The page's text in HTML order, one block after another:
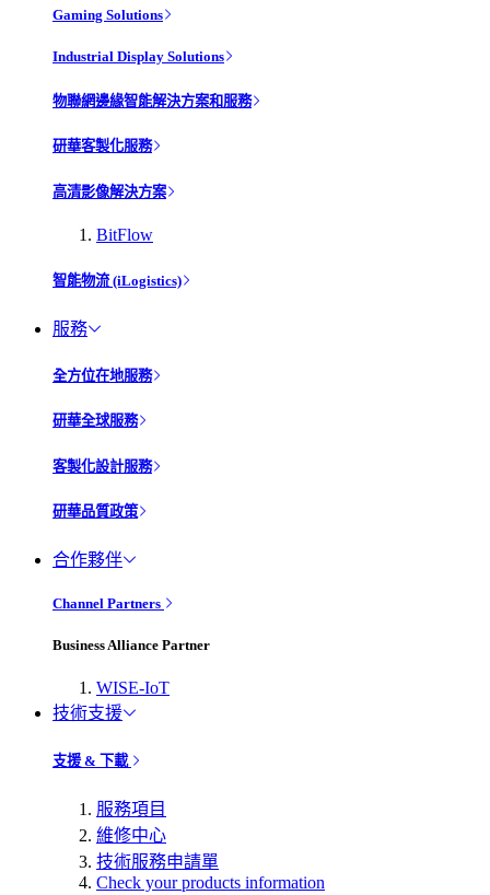
Gaming Solutions
Industrial Display Solutions
物聯網邊緣智能解決方案和服務
研華客製化服務
高清影像解決方案
BitFlow
智能物流 (iLogistics)
服務
全方位在地服務
研華全球服務
客製化設計服務
研華品質政策
合作夥伴
Channel Partners
Business Alliance Partner
WISE-IoT
技術支援
支援 & 下載
服務項目
維修中心
技術服務申請單
Check your products information